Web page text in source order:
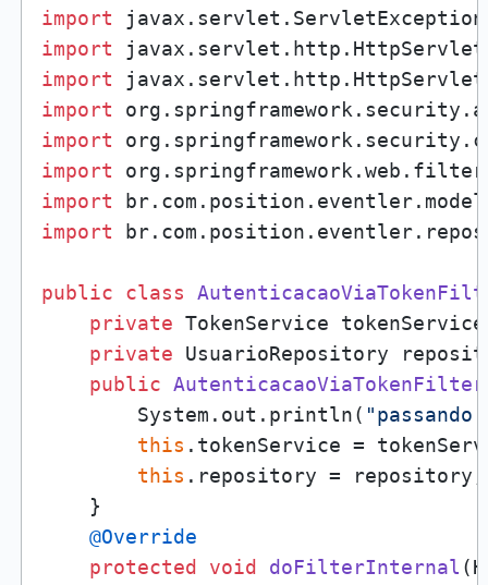
import
import
import
import
import
import
import
import
public class
private TokenService
private UsuarioRepository
public AutenticacaoViaTokenFilter
        System.out.println(
this .tokenService =
this .repository = repository;
    }
@Override
protected
void doFilterInternal